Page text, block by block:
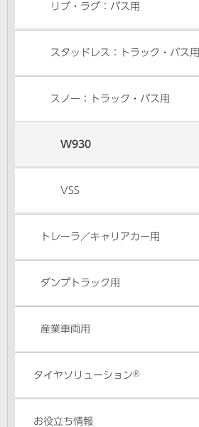
リブ・ラグ：バス用
スタッドレス：トラック・バス用
スノー：トラック・バス用
W930
VSS
トレーラ／キャリアカー用
ダンプトラック用
産業車両用
タイヤソリューション®
お役立ち情報